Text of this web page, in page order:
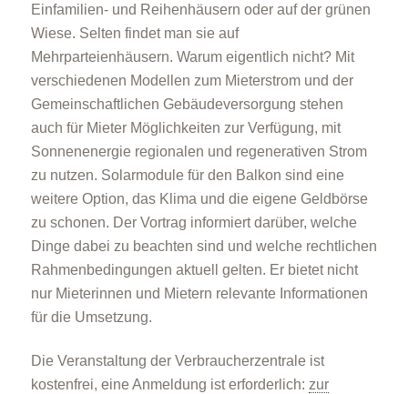
Einfamilien- und Reihenhäusern oder auf der grünen
Wiese. Selten findet man sie auf
Mehrparteienhäusern. Warum eigentlich nicht? Mit
verschiedenen Modellen zum Mieterstrom und der
Gemeinschaftlichen Gebäudeversorgung stehen
auch für Mieter Möglichkeiten zur Verfügung, mit
Sonnenenergie regionalen und regenerativen Strom
zu nutzen. Solarmodule für den Balkon sind eine
weitere Option, das Klima und die eigene Geldbörse
zu schonen. Der Vortrag informiert darüber, welche
Dinge dabei zu beachten sind und welche rechtlichen
Rahmenbedingungen aktuell gelten. Er bietet nicht
nur Mieterinnen und Mietern relevante Informationen
für die Umsetzung.
Die Veranstaltung der Verbraucherzentrale ist
kostenfrei, eine Anmeldung ist erforderlich: zur